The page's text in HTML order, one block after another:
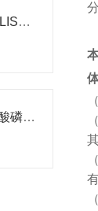
狗血管紧张素Ⅰ（AngⅠ）ELISA试剂盒
小鼠烟酰胺腺嘌呤二核苷酸磷酸（NADPH）检测试剂盒